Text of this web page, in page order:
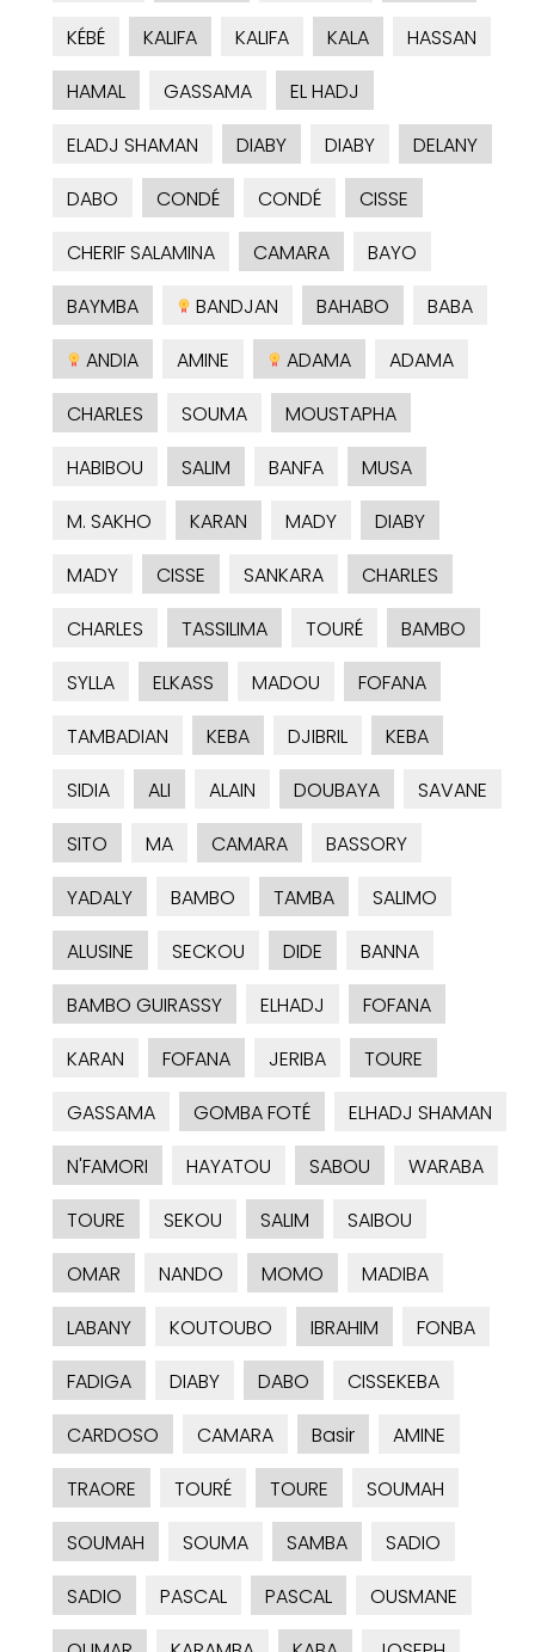
KÉBÉ KALIFA KALIFA KALA
HASSAN
HAMAL
GASSAMA
EL HADJ
ELADJ SHAMAN
DIABY DIABY
DELANY
DABO
CONDÉ CONDÉ
CISSE
CHERIF SALAMINA
CAMARA
BAYO
BAYMBA
BANDJAN BAHABO
BABA
ANDIA
AMINE ADAMA
ADAMA
CHARLES
SOUMA
MOUSTAPHA
HABIBOU
SALIM BANFA
MUSA
M. SAKHO
KARAN MADY
DIABY
MADY
CISSE SANKARA
CHARLES
CHARLES
TASSILIMA TOURÉ
BAMBO
SYLLA
ELKASS MADOU
FOFANA
TAMBADIAN
KEBA DJIBRIL
KEBA
SIDIA
ALI ALAIN DOUBAYA
SAVANE
SITO
MA CAMARA
BASSORY
YADALY
BAMBO TAMBA
SALIMO
ALUSINE
SECKOU DIDE
BANNA
BAMBO GUIRASSY
ELHADJ
FOFANA
KARAN
FOFANA JERIBA
TOURE
GASSAMA
GOMBA FOTÉ
ELHADJ SHAMAN
N'FAMORI
HAYATOU SABOU
WARABA
TOURE
SEKOU SALIM
SAIBOU
OMAR
NANDO MOMO
MADIBA
LABANY
KOUTOUBO IBRAHIM
FONBA
FADIGA
DIABY DABO
CISSEKEBA
CARDOSO
CAMARA Basir
AMINE
TRAORE
TOURÉ TOURE
SOUMAH
SOUMAH
SOUMA SAMBA
SADIO
SADIO
PASCAL PASCAL
OUSMANE